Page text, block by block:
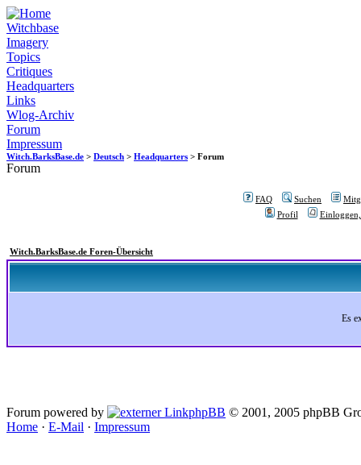
Witchbase
Imagery
Topics
Critiques
Headquarters
Links
Wlog-Archiv
Forum
Impressum
Witch.BarksBase.de > Deutsch > Headquarters > Forum
Forum
FAQ Suchen
Profil
Witch.BarksBase.de Foren-Übersicht
Es
Forum powered by phpBB © 2001, 2005 phpBB
Home · E-Mail · Impressum